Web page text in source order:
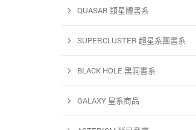
QUASAR 類星體書系
SUPERCLUSTER 超星系團書系
BLACK HOLE 黑洞書系
GALAXY 星系商品